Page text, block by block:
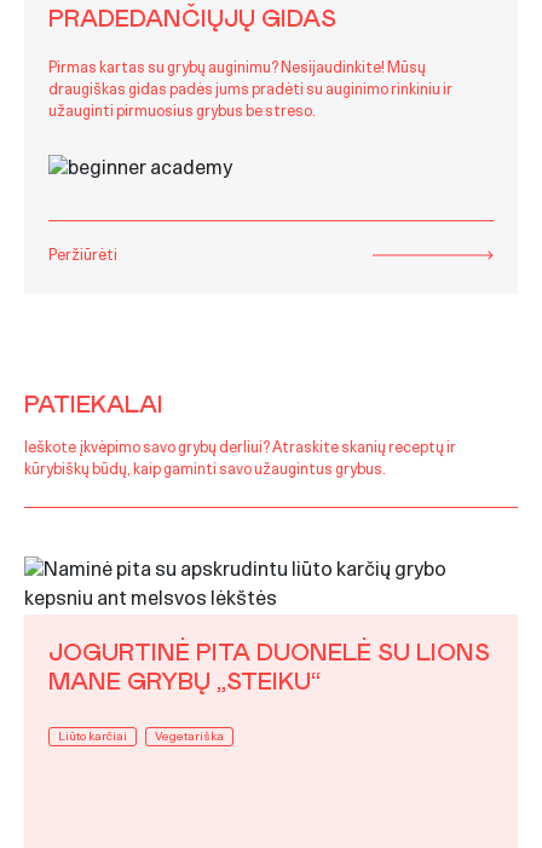
PRADEDANČIŲJŲ GIDAS
Pirmas kartas su grybų auginimu? Nesijaudinkite! Mūsų
draugiškas gidas padės jums pradėti su auginimo rinkiniu ir
užauginti pirmuosius grybus be streso.
Peržiūrėti
PATIEKALAI
Ieškote įkvėpimo savo grybų derliui? Atraskite skanių receptų ir
kūrybiškų būdų, kaip gaminti savo užaugintus grybus.
JOGURTINĖ PITA DUONELĖ SU LIONS
MANE GRYBŲ „STEIKU“
Liūto karčiai Vegetariška